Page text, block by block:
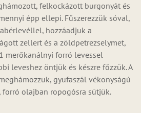
felkockázott burgonyát és
épp ellepi. Fűszerezzük sóval,
hozzáadjuk a
zellert és a zöldpetrezselymet,
merőkanálnyi forró levessel
leveshez öntjük és készre főzzük. A
gyufaszál vékonyságú
forró olajban ropogósra sütjük.